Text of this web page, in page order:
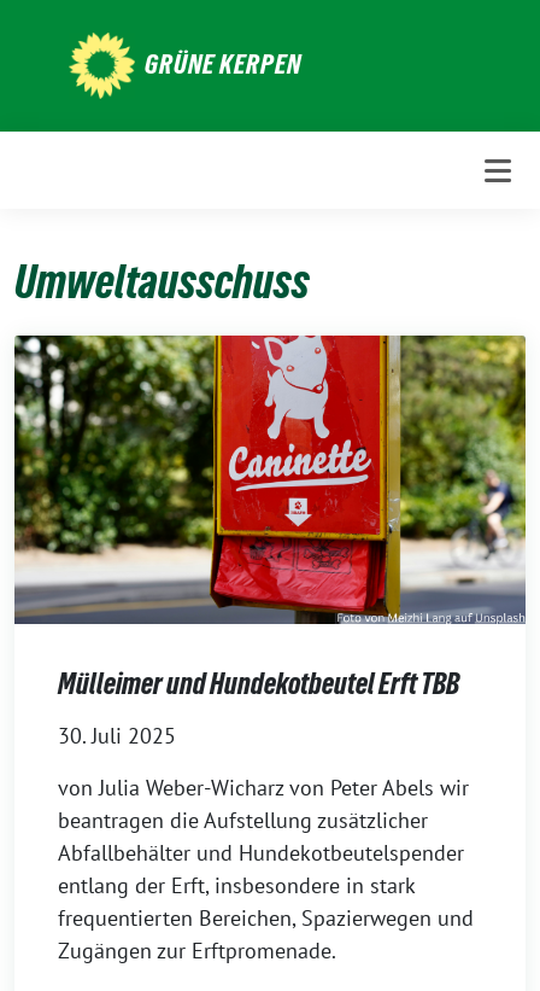
GRÜNE KERPEN
Umweltausschuss
Mülleimer und Hundekotbeutel Erft TBB
30. Juli 2025
von Julia Weber-Wicharz von Peter Abels wir
beantragen die Aufstellung zusätzlicher
Abfallbehälter und Hundekotbeutelspender
entlang der Erft, insbesondere in stark
frequentierten Bereichen, Spazierwegen und
Zugängen zur Erftpromenade.